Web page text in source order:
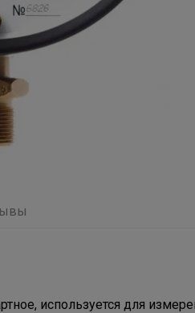
используется для